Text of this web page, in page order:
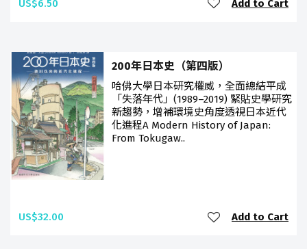
US$6.50 Add to Cart
200年日本史（第四版）
哈佛大學日本研究權威，全面總結平成
「失落年代」(1989–2019) 緊貼史學研究
新趨勢，增補環境史角度透視日本近代
化進程A Modern History of Japan:
From Tokugaw..
US$32.00 Add to Cart